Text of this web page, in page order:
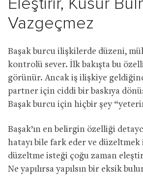
Eleştirir, Kusur
Vazgeçmez
Başak burcu ilişkilerde düzeni,
kontrolü sever. İlk bakışta bu
görünür. Ancak iş ilişkiye
partner için ciddi bir baskıya
Başak burcu için hiçbir şey
Başak’ın en belirgin özelliği
hatayı bile fark eder ve
düzeltme isteği çoğu zaman
Ne yapılırsa yapılsın bir eksik